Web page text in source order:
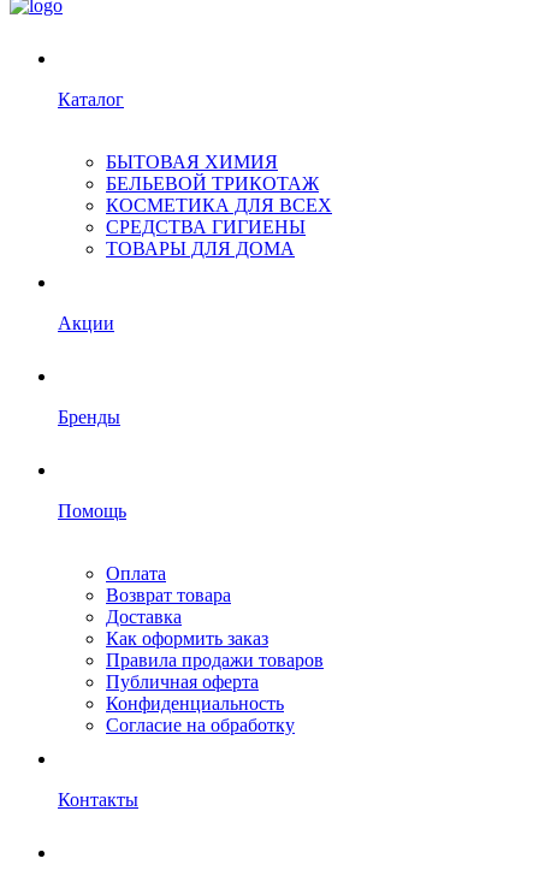
Каталог
БЫТОВАЯ ХИМИЯ
БЕЛЬЕВОЙ ТРИКОТАЖ
КОСМЕТИКА ДЛЯ ВСЕХ
СРЕДСТВА ГИГИЕНЫ
ТОВАРЫ ДЛЯ ДОМА
Акции
Бренды
Помощь
Оплата
Возврат товара
Доставка
Как оформить заказ
Правила продажи товаров
Публичная оферта
Конфиденциальность
Согласие на обработку
Контакты